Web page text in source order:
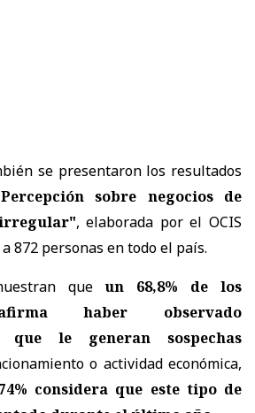
se presentaron los resultados
sobre negocios de
, elaborada por el OCIS
872 personas en todo el país.
queun 68,8% de los
haber observado
que le generan sospechas
o actividad económica,
considera que este tipo de